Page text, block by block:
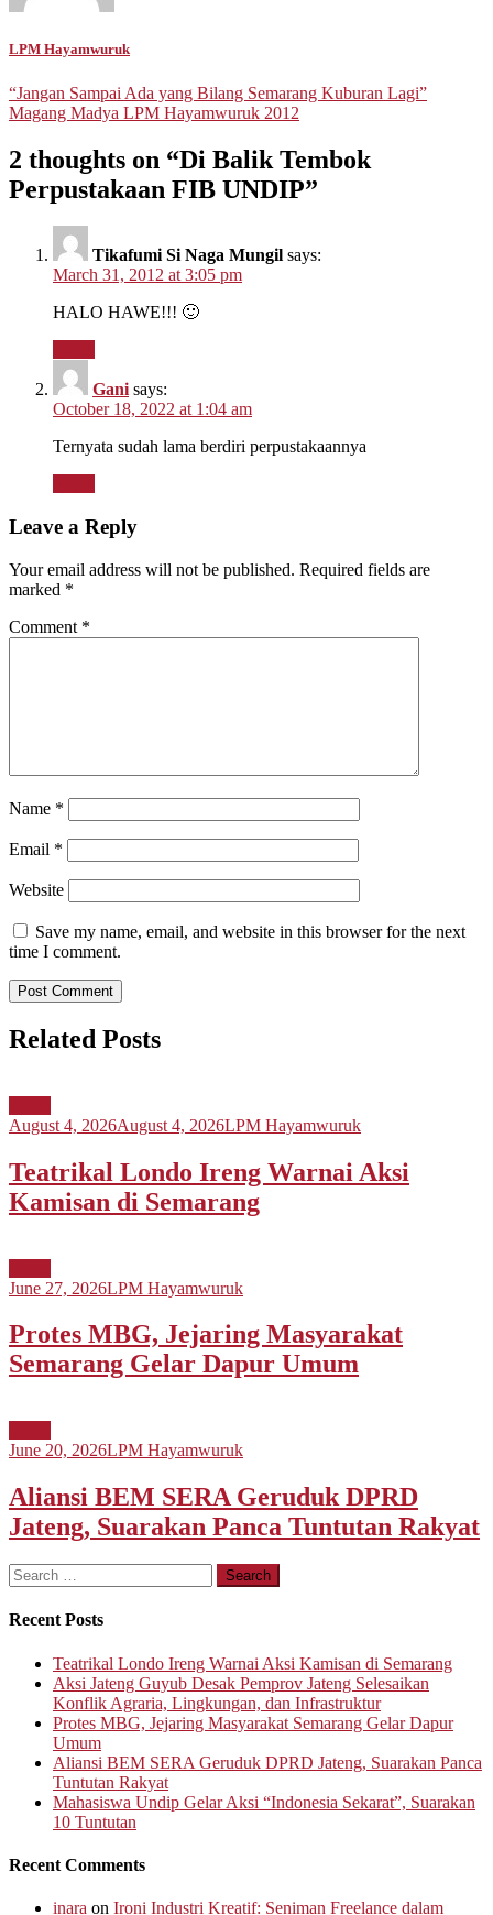
LPM Hayamwuruk
Post
navigation
“Jangan Sampai Ada yang Bilang Semarang Kuburan Lagi”
Magang Madya LPM Hayamwuruk 2012
2 thoughts on “Di Balik Tembok
Perpustakaan FIB UNDIP”
Tikafumi Si Naga Mungil says:
March 31, 2012 at 3:05 pm
HALO HAWE!!! 🙂
Gani says:
October 18, 2022 at 1:04 am
Ternyata sudah lama berdiri perpustakaannya
Leave a Reply
Your email address will not be published. Required fields are
marked *
Comment *
Name *
Email *
Website
Save my name, email, and website in this browser for the next
time I comment.
Related Posts
August 4, 2026August 4, 2026LPM Hayamwuruk
Teatrikal Londo Ireng Warnai Aksi
Kamisan di Semarang
June 27, 2026LPM Hayamwuruk
Protes MBG, Jejaring Masyarakat
Semarang Gelar Dapur Umum
June 20, 2026LPM Hayamwuruk
Aliansi BEM SERA Geruduk DPRD
Jateng, Suarakan Panca Tuntutan Rakyat
Search
for:
Recent Posts
Teatrikal Londo Ireng Warnai Aksi Kamisan di Semarang
Aksi Jateng Guyub Desak Pemprov Jateng Selesaikan
Konflik Agraria, Lingkungan, dan Infrastruktur
Protes MBG, Jejaring Masyarakat Semarang Gelar Dapur
Umum
Aliansi BEM SERA Geruduk DPRD Jateng, Suarakan Panca
Tuntutan Rakyat
Mahasiswa Undip Gelar Aksi “Indonesia Sekarat”, Suarakan
10 Tuntutan
Recent Comments
inara on Ironi Industri Kreatif: Seniman Freelance dalam